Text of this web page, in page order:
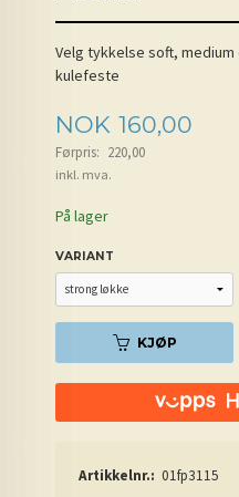
Velg tykkelse soft,
kulefeste
Tilbud
NOK 160,00
Førpris: 220,00
inkl. mva.
På lager
VARIANT
KJØP
Artikkelnr.: 01fp3115